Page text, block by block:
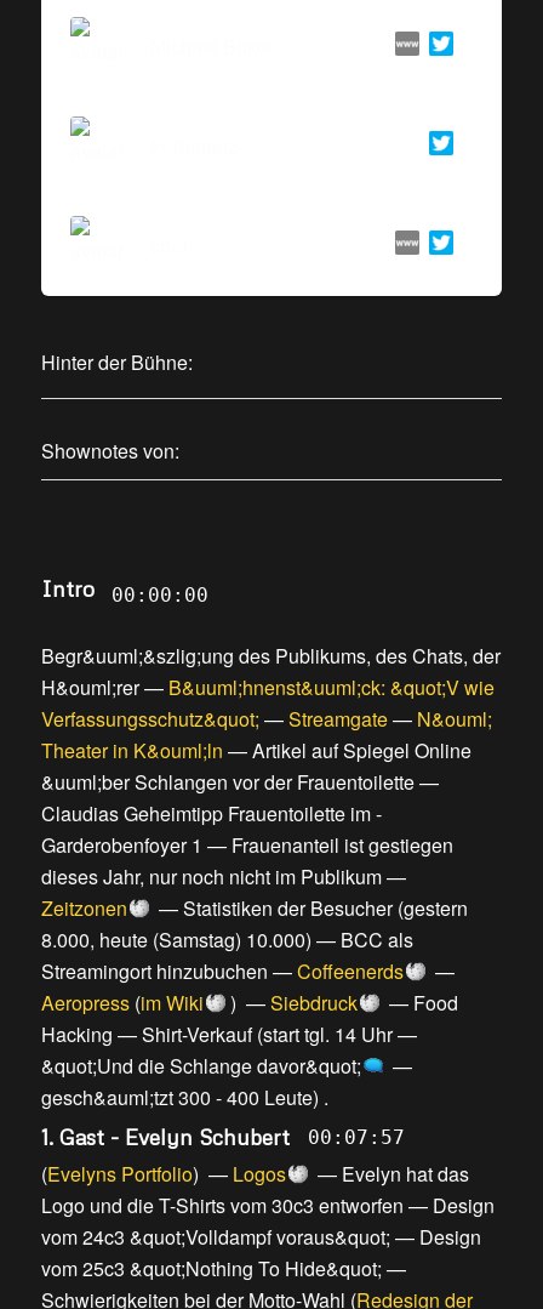
Hinter der Bühne:
Shownotes von:
Intro 00:00:00
Begr&uuml;&szlig;ung des Publikums, des Chats, der
H&ouml;rer— B&uuml;hnenst&uuml;ck: &quot;V wie
Verfassungsschutz&quot; —Streamgate— N&ouml;
Theater in K&ouml;ln —Artikel auf Spiegel Online
&uuml;ber Schlangen vor der Frauentoilette—
Claudias Geheimtipp Frauentoilette im -
Garderobenfoyer 1 — Frauenanteil ist gestiegen
dieses Jahr, nur noch nicht im Publikum—
Zeitzonen
—Statistiken der Besucher (gestern
8.000, heute (Samstag) 10.000) — BCC als
Streamingort hinzubuchen —Coffeenerds
—
Aeropress(im Wiki ) —Siebdruck — Food
Hacking —Shirt-Verkauf(start tgl. 14 Uhr—
&quot;Und die Schlange davor&quot;
—
gesch&auml;tzt 300 - 400 Leute) .
1. Gast - Evelyn Schubert 00:07:57
(Evelyns Portfolio) — Logos — Evelyn hat das
Logo und die T-Shirts vom 30c3 entworfen — Design
vom 24c3 &quot;Volldampf voraus&quot; — Design
vom 25c3 &quot;Nothing To Hide&quot; —
Schwierigkeiten bei der Motto-Wahl (Redesign der